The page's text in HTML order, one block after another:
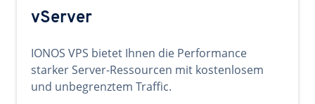
vServer
IONOS VPS bietet Ihnen die Performance
starker Server-Ressourcen mit kostenlosem
und unbegrenztem Traffic.